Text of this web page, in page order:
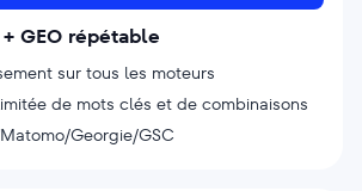
GEO répétable
sur tous les moteurs
de mots clés et de combinaisons
Georgie/GSC